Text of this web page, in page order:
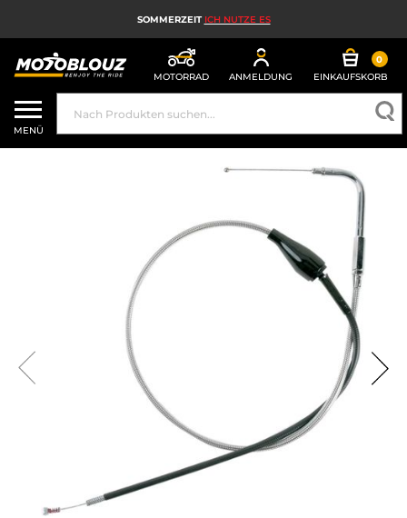
SOMMERZEIT ICH NUTZE ES
MOTORRAD ANMELDUNG
0
EINKAUFSKORB
MOTORRADHELM
MOTORRADAUSRÜSTUNG FÜR HERREN
MOTORRADAUSRÜSTUNG FÜR DAMEN
MX, ENDURO UND TRAIL
HIGH-TECH-MOTORRAD
MOTORRAD-AIRBAG
MOTORRADTEILE UND WERKZEUGE
MOTORRADZUBEHÖR
MOTORRADGEPÄCK
SPORTBEKLEIDUNG
MENÜ